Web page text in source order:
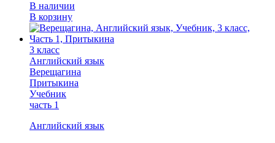
В наличии
В корзину
3 класс
Английский язык
Верещагина
Притыкина
Учебник
часть 1
Английский язык